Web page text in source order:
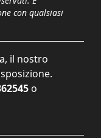
con qualsiasi
il nostro
o